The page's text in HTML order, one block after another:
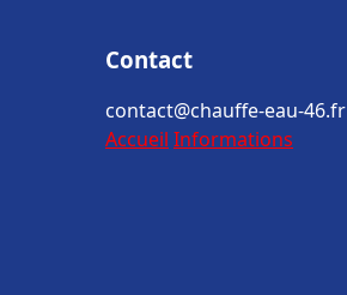
Contact
contact@chauffe-eau-46.fr
Accueil Informations